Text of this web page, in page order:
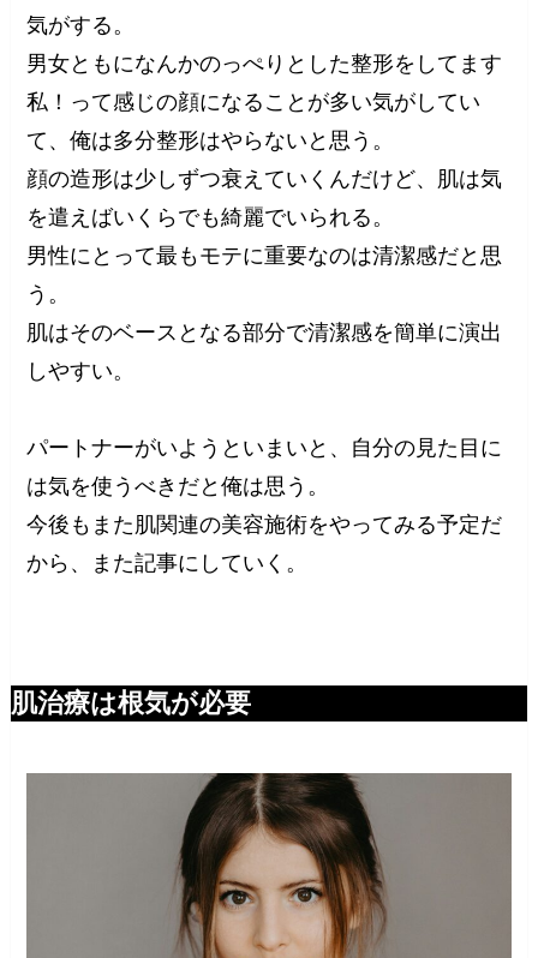
気がする。
男女ともになんかのっぺりとした整形をしてます
私！って感じの顔になることが多い気がしてい
て、俺は多分整形はやらないと思う。
顔の造形は少しずつ衰えていくんだけど、肌は気
を遣えばいくらでも綺麗でいられる。
男性にとって最もモテに重要なのは清潔感だと思
う。
肌はそのベースとなる部分で清潔感を簡単に演出
しやすい。
パートナーがいようといまいと、自分の見た目に
は気を使うべきだと俺は思う。
今後もまた肌関連の美容施術をやってみる予定だ
から、また記事にしていく。
肌治療は根気が必要